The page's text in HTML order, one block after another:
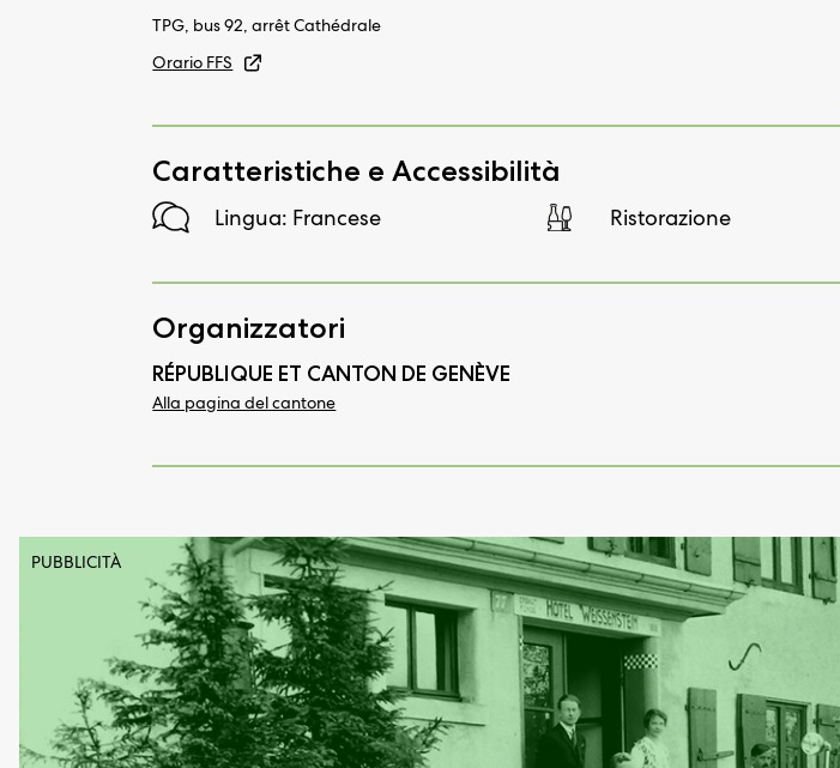
TPG, bus 92, arrêt Cathédrale
Orario FFS
Caratteristiche e Accessibilità
Lingua: Francese Ristorazione
Organizzatori
RÉPUBLIQUE ET CANTON DE GENÈVE
Alla pagina del cantone
PUBBLICITÀ